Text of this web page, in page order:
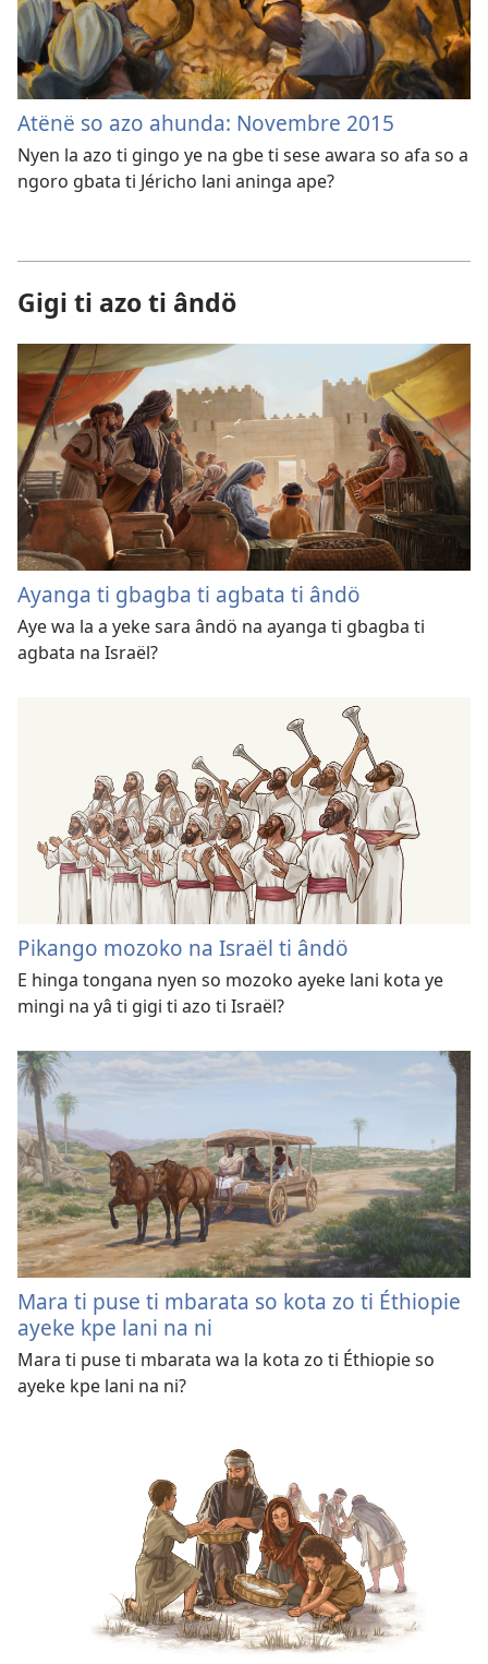
Atënë so azo ahunda: Novembre 2015
Nyen la azo ti gingo ye na gbe ti sese awara so afa so a
ngoro gbata ti Jéricho lani aninga ape?
Gigi ti azo ti ândö
Ayanga ti gbagba ti agbata ti ândö
Aye wa la a yeke sara ândö na ayanga ti gbagba ti
agbata na Israël?
Pikango mozoko na Israël ti ândö
E hinga tongana nyen so mozoko ayeke lani kota ye
mingi na yâ ti gigi ti azo ti Israël?
Mara ti puse ti mbarata so kota zo ti Éthiopie
ayeke kpe lani na ni
Mara ti puse ti mbarata wa la kota zo ti Éthiopie so
ayeke kpe lani na ni?